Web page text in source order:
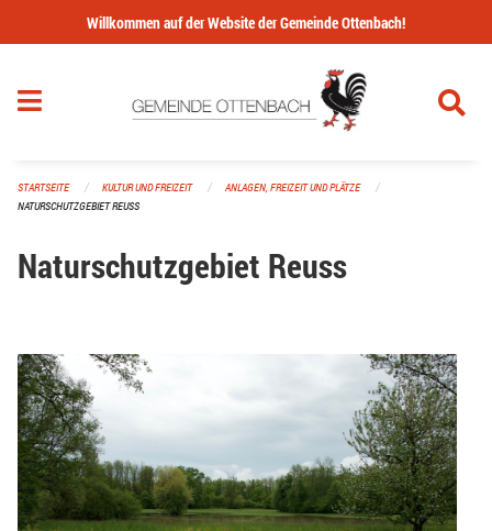
Navigation überspringen
Willkommen auf der Website der Gemeinde Ottenbach!
STARTSEITE KULTUR UND FREIZEIT
ANLAGEN, FREIZEIT UND PLÄTZE
NATURSCHUTZGEBIET REUSS
Naturschutzgebiet Reuss